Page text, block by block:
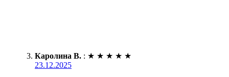
Каролина В. : ★ ★ ★ ★ ★
23.12.2025